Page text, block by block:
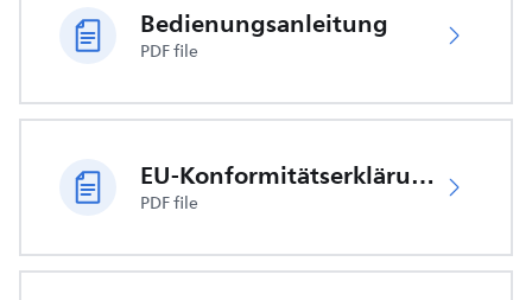
Bedienungsanleitung
PDF file
EU-Konformitätserklärung
PDF file